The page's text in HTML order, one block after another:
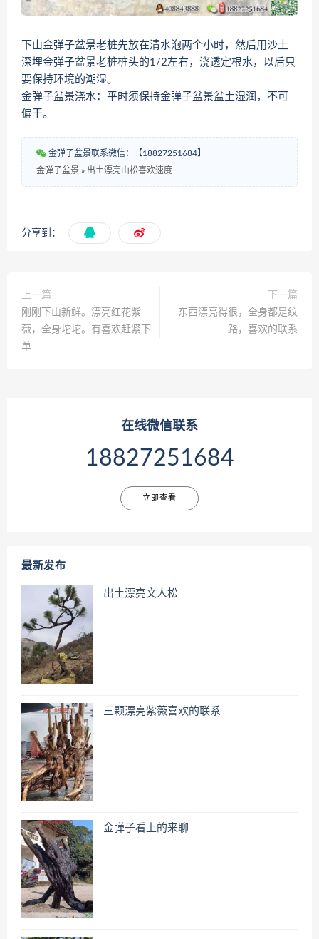
下山金弹子盆景老桩先放在清水泡两个小时，然后用沙土
深埋金弹子盆景老桩桩头的1/2左右，浇透定根水，以后只
要保持环境的潮湿。
金弹子盆景浇水：平时须保持金弹子盆景盆土湿润，不可
偏干。
金弹子盆景联系微信：【18827251684】
金弹子盆景 » 出土漂亮山松喜欢速度
分享到：
上一篇
刚刚下山新鲜。漂亮红花紫
薇，全身坨坨。有喜欢赶紧下
单
下一篇
东西漂亮得很，全身都是纹
路，喜欢的联系
在线微信联系
18827251684
立即查看
最新发布
出土漂亮文人松
三颗漂亮紫薇喜欢的联系
金弹子看上的来聊